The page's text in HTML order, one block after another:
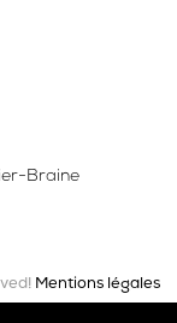
Braine
Mentions légales